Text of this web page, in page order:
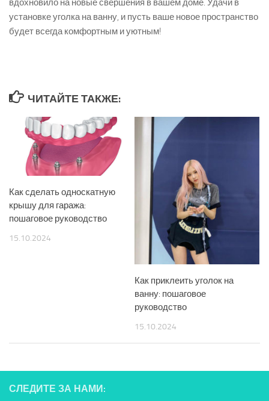
вдохновило на новые свершения в вашем доме. Удачи в
установке уголка на ванну, и пусть ваше новое пространство
будет всегда комфортным и уютным!
ЧИТАЙТЕ ТАКЖЕ:
Как сделать односкатную
крышу для гаража:
пошаговое руководство
15.10.2024
Как приклеить уголок на
ванну: пошаговое
руководство
15.10.2024
СЛЕДИТЕ ЗА НАМИ: